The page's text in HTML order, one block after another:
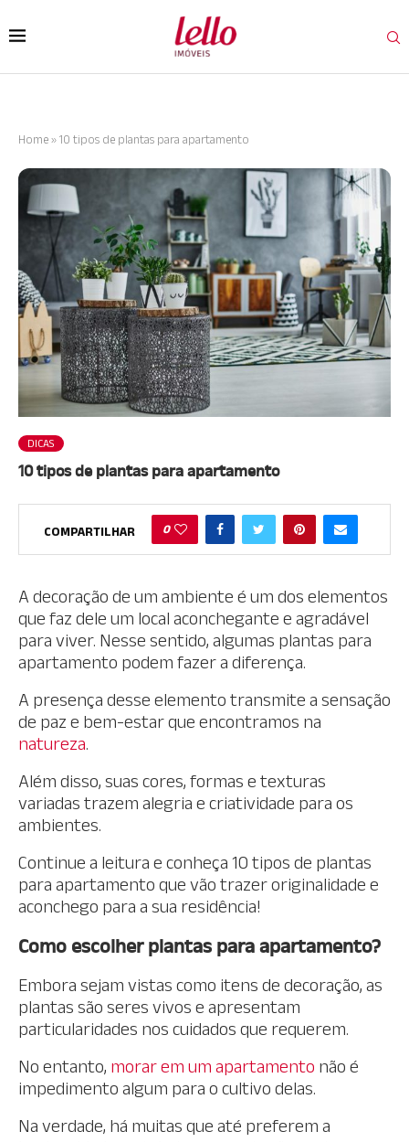
Home » 10 tipos de plantas para apartamento
DICAS
10 tipos de plantas para apartamento
COMPARTILHAR 0
A decoração de um ambiente é um dos elementos
que faz dele um local aconchegante e agradável
para viver. Nesse sentido, algumas plantas para
apartamento podem fazer a diferença.
A presença desse elemento transmite a sensação
de paz e bem-estar que encontramos na
natureza.
Além disso, suas cores, formas e texturas
variadas trazem alegria e criatividade para os
ambientes.
Continue a leitura e conheça 10 tipos de plantas
para apartamento que vão trazer originalidade e
aconchego para a sua residência!
Como escolher plantas para apartamento?
Embora sejam vistas como itens de decoração, as
plantas são seres vivos e apresentam
particularidades nos cuidados que requerem.
No entanto, morar em um apartamento não é
impedimento algum para o cultivo delas.
Na verdade, há muitas que até preferem a